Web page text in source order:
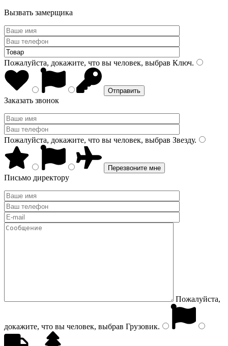
Вызвать замерщика
Пожалуйста, докажите, что вы человек, выбрав Ключ.
Заказать звонок
Пожалуйста, докажите, что вы человек, выбрав Звезду.
Письмо директору
Пожалуйста,
докажите, что вы человек, выбрав Грузовик.